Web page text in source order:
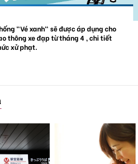
"Vé xanh" sẽ được áp dụng cho
thông xe đạp từ tháng 4 , chi tiết
xử phạt.